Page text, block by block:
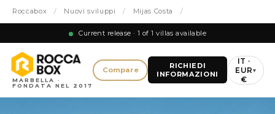
Roccabox / Nuovi sviluppi / Mijas Costa /
Current release · 1 of 1 villas available
MARBELLA ·
FONDATA NEL 2017
Compare
RICHIEDI
INFORMAZIONI
IT ·
EUR
€
▾